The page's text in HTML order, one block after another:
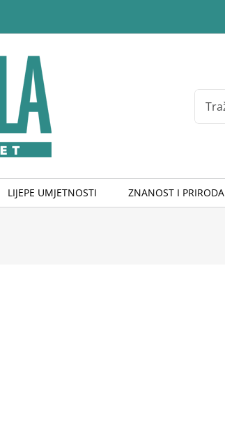
Search
for:
LIJEPE UMJETNOSTI ZNANOST I PRIRODA